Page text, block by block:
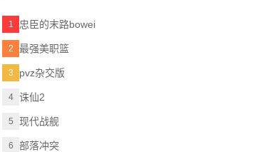
1 忠臣的末路bowei
2 最强美职篮
3 pvz杂交版
4 诛仙2
5 现代战舰
6 部落冲突